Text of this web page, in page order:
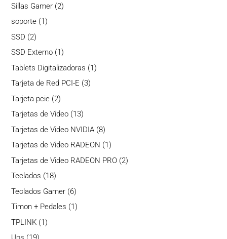
Sillas Gamer 22
soporte 1 1
SSD 22
productos
SSD Externo 1 1
producto
Tablets Digitalizadoras 11
Tarjeta de Red PCI-E 33
Tarjeta pcie 22
productos
Tarjetas de Video 1313
productos
Tarjetas de Video NVIDIA 88
productos
Tarjetas de Video RADEON 1 1
producto
Tarjetas de Video RADEON PRO 22
Teclados 1818
productos
Teclados Gamer 66
productos
Timon + Pedales 1 1
TPLINK 11
19